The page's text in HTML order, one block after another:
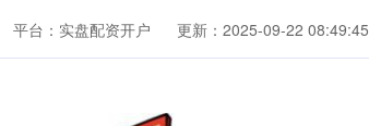
平台：实盘配资开户 更新：2025-09-22 08:49:45